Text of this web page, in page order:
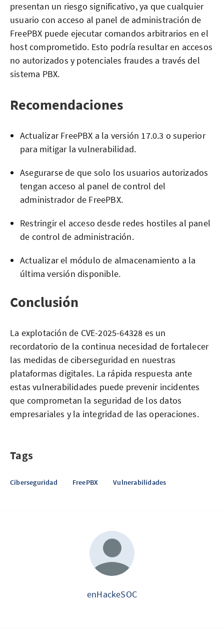
presentan un riesgo significativo, ya que cualquier
usuario con acceso al panel de administración de
FreePBX puede ejecutar comandos arbitrarios en el
host comprometido. Esto podría resultar en accesos
no autorizados y potenciales fraudes a través del
sistema PBX.
Recomendaciones
Actualizar FreePBX a la versión 17.0.3 o superior
para mitigar la vulnerabilidad.
Asegurarse de que solo los usuarios autorizados
tengan acceso al panel de control del
administrador de FreePBX.
Restringir el acceso desde redes hostiles al panel
de control de administración.
Actualizar el módulo de almacenamiento a la
última versión disponible.
Conclusión
La explotación de CVE-2025-64328 es un
recordatorio de la continua necesidad de fortalecer
las medidas de ciberseguridad en nuestras
plataformas digitales. La rápida respuesta ante
estas vulnerabilidades puede prevenir incidentes
que comprometan la seguridad de los datos
empresariales y la integridad de las operaciones.
Tags
Ciberseguridad FreePBX Vulnerabilidades
enHackeSOC